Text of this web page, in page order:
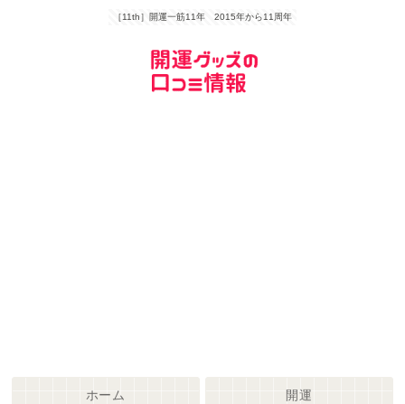
［11th］開運一筋11年 2015年から11周年
ホーム 開運